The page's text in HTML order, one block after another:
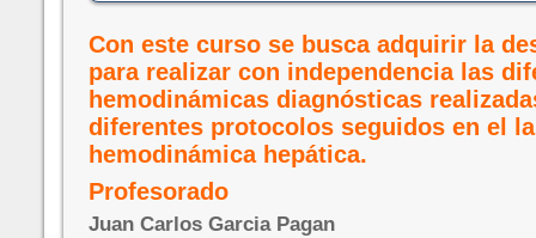
Con este curso se busca adquirir la
para realizar con independencia las
hemodinámicas diagnósticas
diferentes protocolos seguidos en el
hemodinámica hepática.
Profesorado
Juan Carlos Garcia Pagan